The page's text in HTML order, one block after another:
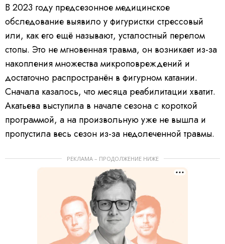
В 2023 году предсезонное медицинское
обследование выявило у фигуристки стрессовый
или, как его ещё называют, усталостный перелом
стопы. Это не мгновенная травма, он возникает из-за
накопления множества микроповреждений и
достаточно распространён в фигурном катании.
Сначала казалось, что месяца реабилитации хватит.
Акатьева выступила в начале сезона с короткой
программой, а на произвольную уже не вышла и
пропустила весь сезон из-за недолеченной травмы.
РЕКЛАМА – ПРОДОЛЖЕНИЕ НИЖЕ